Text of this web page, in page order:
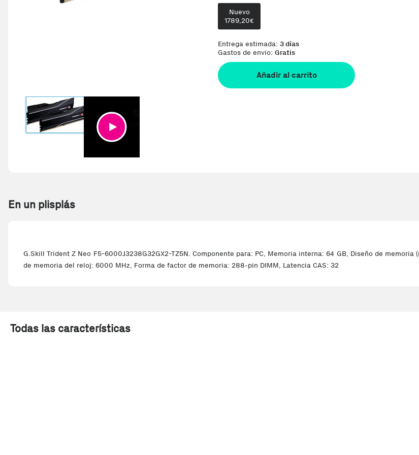
Nuevo
1789,20€
Entrega estimada: 3 días
Gastos de envio: Gratis
Añadir al carrito
En un plisplás
G.Skill Trident Z Neo F5-6000J3238G32GX2-TZ5N. Componente para: PC, Memoria interna: 64 GB, Diseño de
de memoria del reloj: 6000 MHz, Forma de factor de memoria: 288-pin DIMM, Latencia CAS: 32
Todas las características